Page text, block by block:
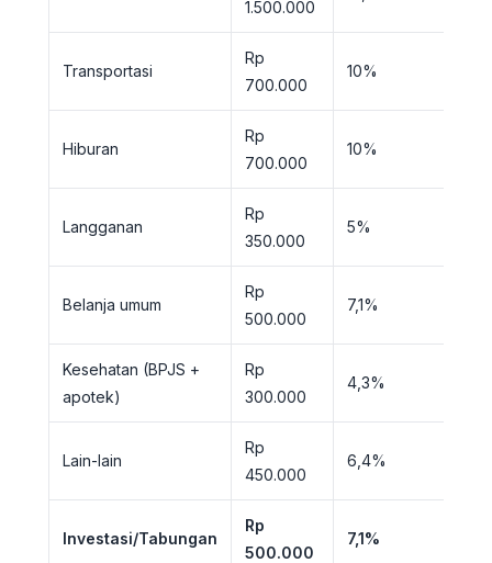
1.500.000
Transportasi
Rp
700.000
10%
Hiburan
Rp
700.000
10%
Langganan
Rp
350.000
5%
Belanja umum
Rp
500.000
7,1%
Kesehatan (BPJS +
apotek)
Rp
300.000
4,3%
Lain-lain
Rp
450.000
6,4%
Investasi/Tabungan
Rp
500.000
7,1%